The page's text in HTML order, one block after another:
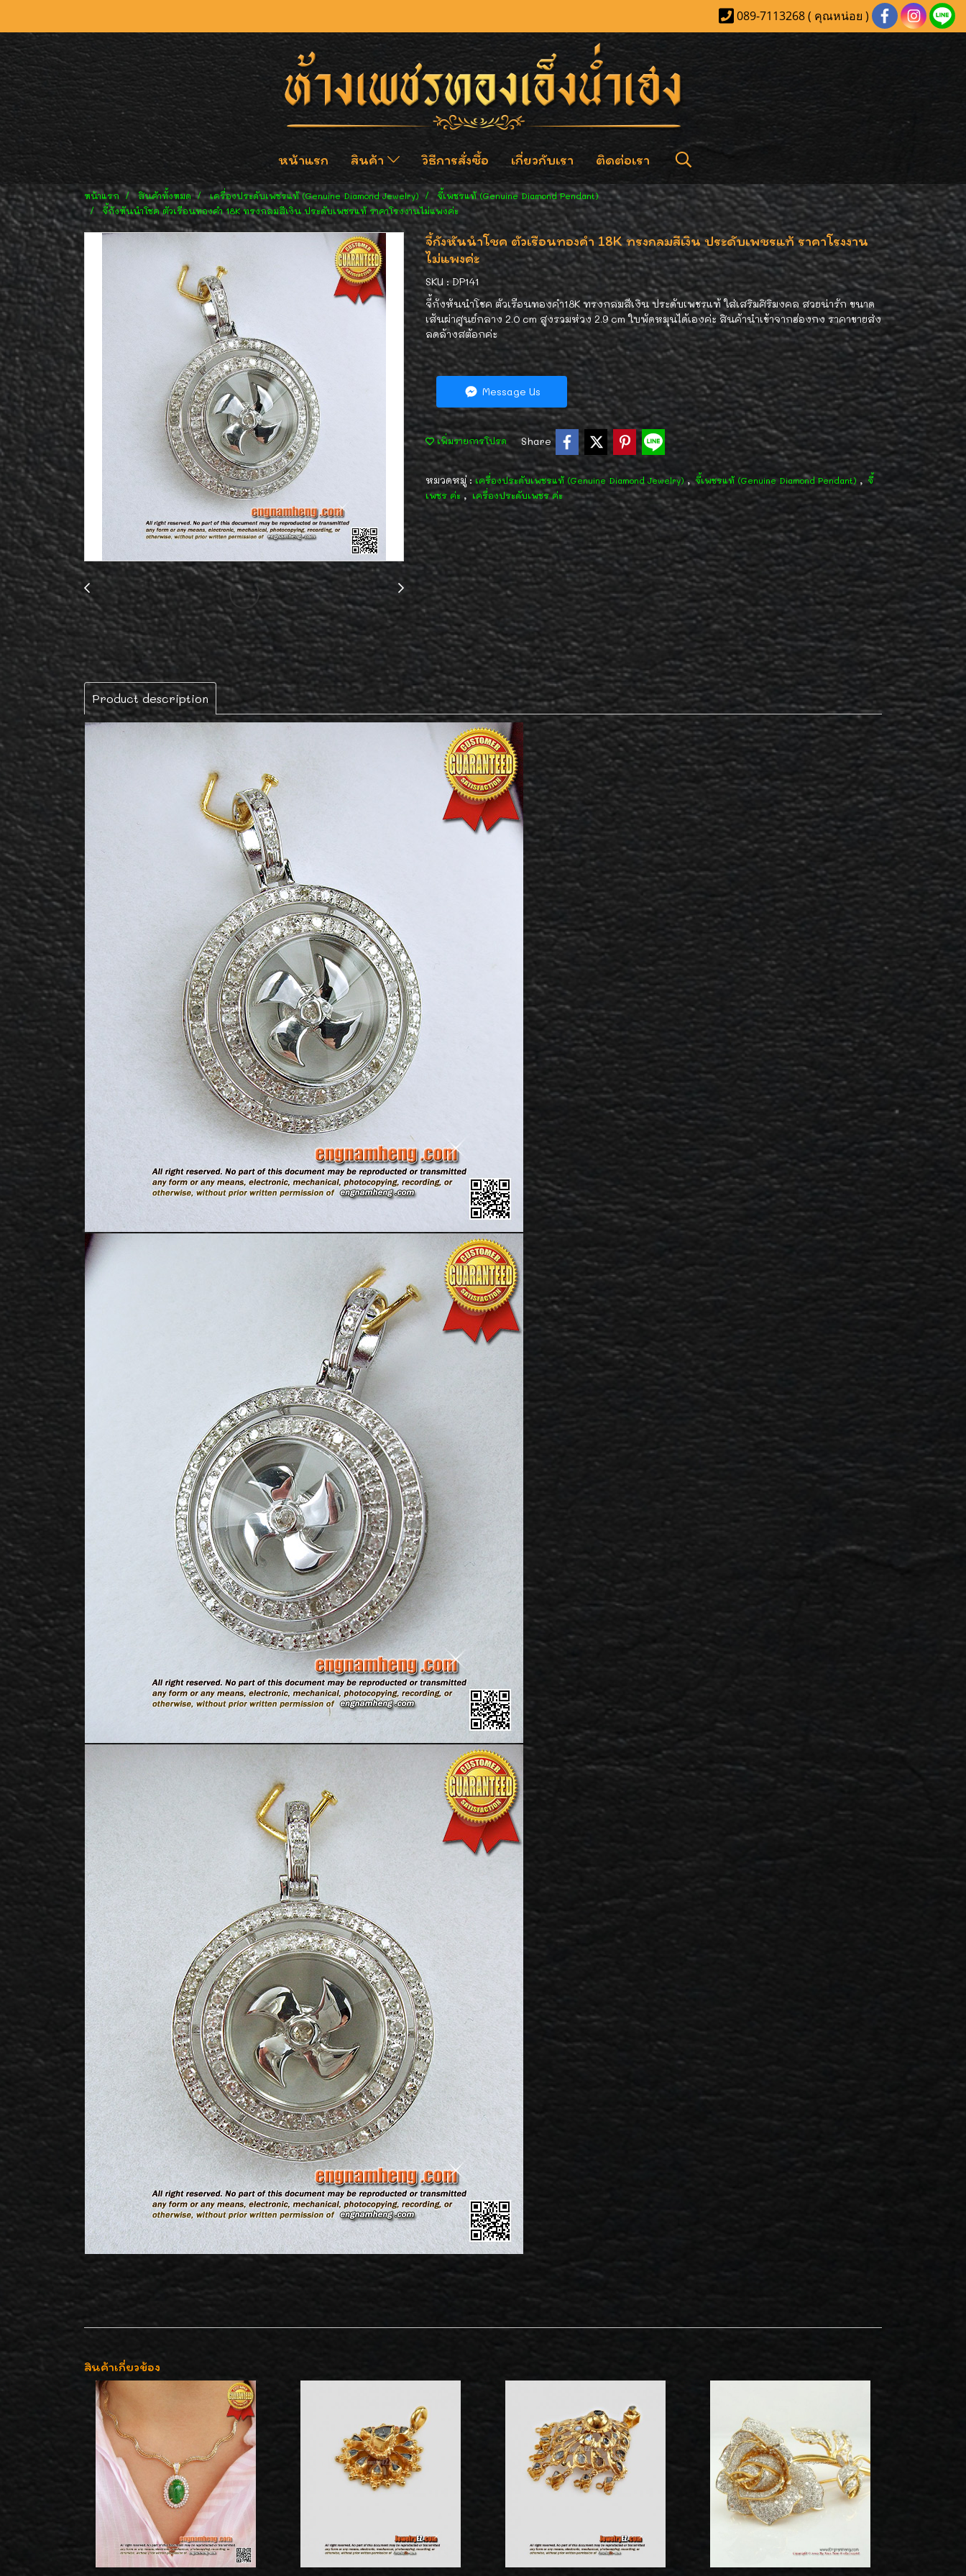
089-7113268 ( คุณหน่อย )
หน้าแรก สินค้า วิธีการสั่งซื้อ เกี่ยวกับเรา ติดต่อเรา
หน้าแรก สินค้าทั้งหมด เครื่องประดับเพชรแท้ (Genuine Diamond Jewelry)
จี้เพชรแท้ (Genuine Diamond Pendant)
จี้กังหันนำโชค ตัวเรือนทองคำ 18K ทรงกลมสีเงิน ประดับเพชรแท้ ราคาโรงงานไม่แพงค่ะ
จี้กังหันนำโชค ตัวเรือนทองคำ 18K ทรงกลมสีเงิน ประดับเพชรแท้ ราคาโรงงาน
ไม่แพงค่ะ
SKU : DP141
จี้กังหันนำโชค ตัวเรือนทองคำ18K ทรงกลมสีเงิน ประดับเพชรแท้ ใส่เสริมศิริมงคล สวยน่ารัก ขนาด
เส้นผ่าศูนย์กลาง 2.0 cm สูงรวมห่วง 2.9 cm ใบพัดหมุนได้เองค่ะ สินค้านำเข้าจากฮ่องกง ราคาขายส่ง
ลดล้างสต้อกค่ะ
Message Us
เพิ่มรายการโปรด Share
หมวดหมู่ :เครื่องประดับเพชรแท้ (Genuine Diamond Jewelry) , จี้เพชรแท้ (Genuine Diamond Pendant) , จี้
เพชร ค่ะ , เครื่องประดับเพชร ค่ะ
Product description
สินค้าเกี่ยวข้อง